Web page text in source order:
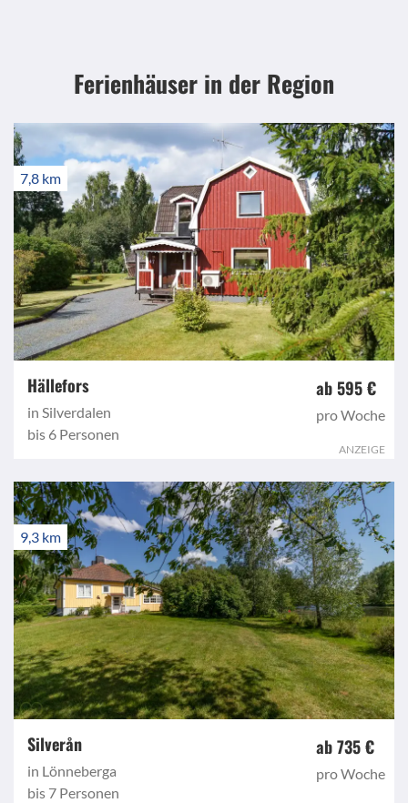
Ferienhäuser in der Region
7,8 km
Hällefors
in Silverdalen
bis 6 Personen
ab 595 €
pro Woche
ANZEIGE
9,3 km
Silverån
in Lönneberga
bis 7 Personen
ab 735 €
pro Woche